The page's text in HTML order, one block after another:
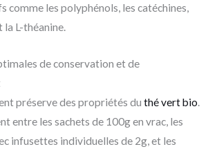
comme les polyphénols, les catéchines,
la L-théanine.
de conservation et de
préserve des propriétés du thé vert bio
entre les sachets de 100g en vrac, les
infusettes individuelles de 2g, et les